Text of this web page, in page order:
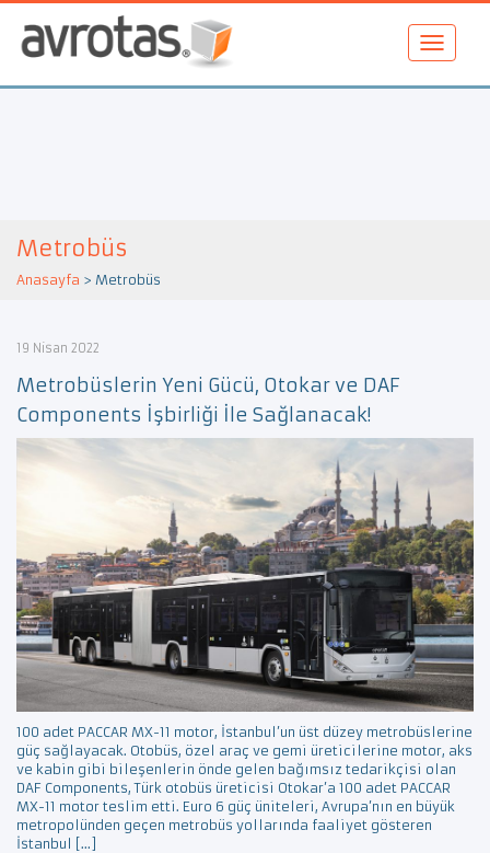
Metrobüs
Anasayfa > Metrobüs
19 Nisan 2022
Metrobüslerin Yeni Gücü, Otokar ve DAF
Components İşbirliği İle Sağlanacak!
100 adet PACCAR MX-11 motor, İstanbul’un üst düzey metrobüslerine
güç sağlayacak. Otobüs, özel araç ve gemi üreticilerine motor, aks
ve kabin gibi bileşenlerin önde gelen bağımsız tedarikçisi olan
DAF Components, Türk otobüs üreticisi Otokar’a 100 adet PACCAR
MX-11 motor teslim etti. Euro 6 güç üniteleri, Avrupa’nın en büyük
metropolünden geçen metrobüs yollarında faaliyet gösteren
İstanbul […]